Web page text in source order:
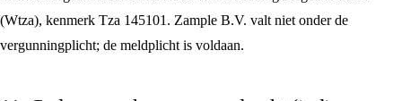
(Wtza), kenmerk Tza 145101. Zample B.V. valt niet onder de
vergunningplicht; de meldplicht is voldaan.